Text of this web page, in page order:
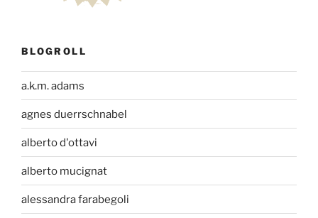
BLOGROLL
a.k.m. adams
agnes duerrschnabel
alberto d'ottavi
alberto mucignat
alessandra farabegoli